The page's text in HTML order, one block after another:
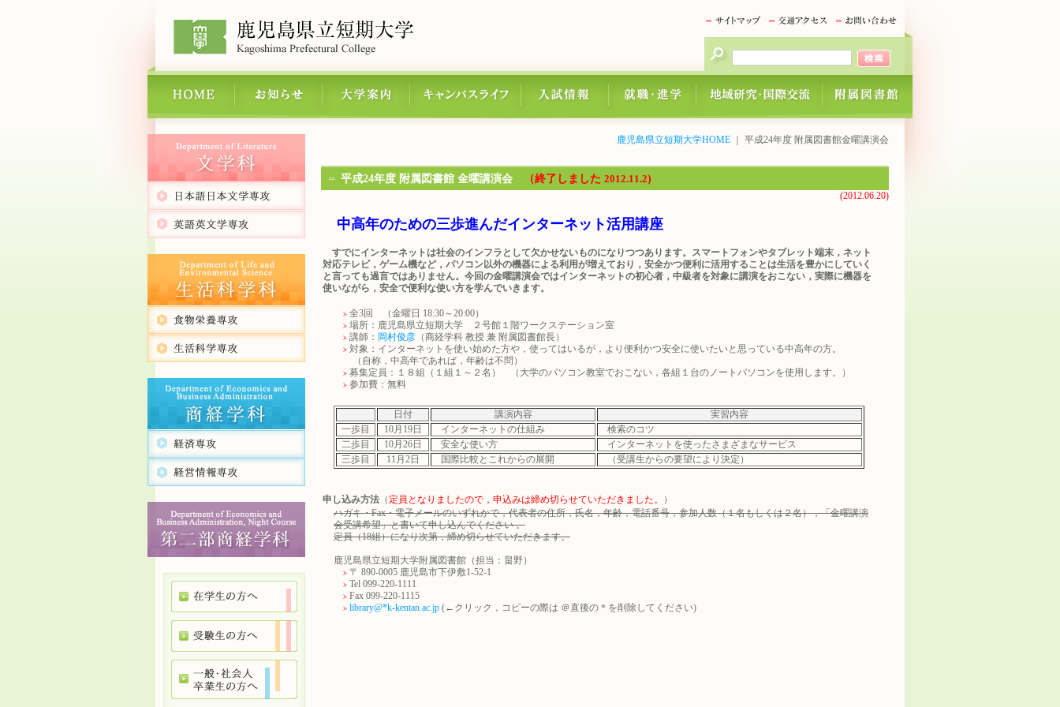
鹿児島県立短期大学HOME ｜ 平成24年度 附属図書館金曜講演会
平成24年度 附属図書館 金曜講演会 （終了しました 2012.11.2)
(2012.06.20)
中高年のための三歩進んだインターネット活用講座
すでにインターネットは社会のインフラとして欠かせないものになりつつあります。スマートフォンやタブレット端末，ネット
対応テレビ，ゲーム機など，パソコン以外の機器による利用が増えており，安全かつ便利に活用することは生活を豊かにしていく
と言っても過言ではありません。今回の金曜講演会ではインターネットの初心者，中級者を対象に講演をおこない，実際に機器を
使いながら，安全で便利な使い方を学んでいきます。
全3回 （金曜日 18:30～20:00）
場所：鹿児島県立短期大学 ２号館１階ワークステーション室
講師： 岡村俊彦 （商経学科 教授 兼 附属図書館長）
対象：インターネットを使い始めた方や，使ってはいるが，より便利かつ安全に使いたいと思っている中高年の方。
（自称，中高年であれば，年齢は不問）
募集定員：１８組（１組１～２名） （大学のパソコン教室でおこない，各組１台のノートパソコンを使用します。）
参加費：無料
日付 講演内容
実習内容
一歩目
10月19日 インターネットの仕組み
検索のコツ
二歩目
10月26日 安全な使い方
インターネットを使ったさまざまなサービス
三歩目
11月2日 国際比較とこれからの展開 （受講生からの要望により決定）
申し込み方法 （ 定員となりましたので，申込みは締め切らせていただきました。
）
ハガキ・Fax・電子メールのいずれかで，代表者の住所，氏名，年齢，電話番号，参加人数（１名もしくは２名），「金曜講演
会受講希望」と書いて申し込んでください 。
定員（18組）になり次第，締め切らせていただきます。
鹿児島県立短期大学附属図書館（担当：畠野）
〒 890-0005 鹿児島市下伊敷1-52-1
Tel 099-220-1111
Fax 099-220-1115
library@*k-kentan.ac.jp (←クリック，コピーの際は ＠直後の＊を削除してください)